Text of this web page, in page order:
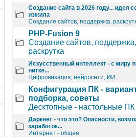
Создание сайта в 2026 году... идея
изжила
Создание сайтов, поддержка,
PHP-Fusion 9
Создание сайтов, поддержка,
раскрутка
Искусственный интеллект - с миру
нитке...
Цифровизация, нейросети, ИИ...
Конфигурация ПК -
подборка, советы
Десктопные - настольные ПК
Даркнет - что это? Опасности,
заработок...
Интернет - общее